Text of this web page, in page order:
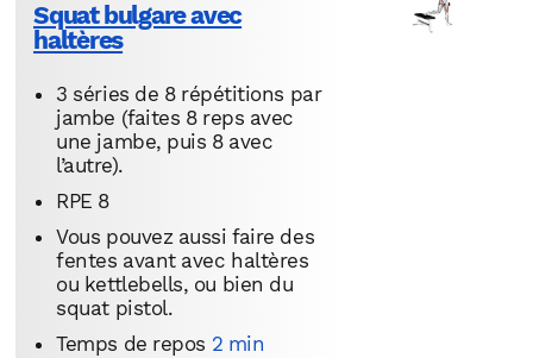
Squat bulgare avec
haltères
3 séries de 8 répétitions par
jambe (faites 8 reps avec
une jambe, puis 8 avec
l’autre).
RPE 8
Vous pouvez aussi faire des
fentes avant avec haltères
ou kettlebells, ou bien du
squat pistol.
Temps de repos 2 min